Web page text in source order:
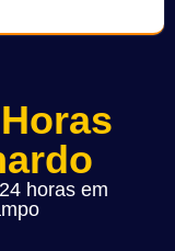
horas em